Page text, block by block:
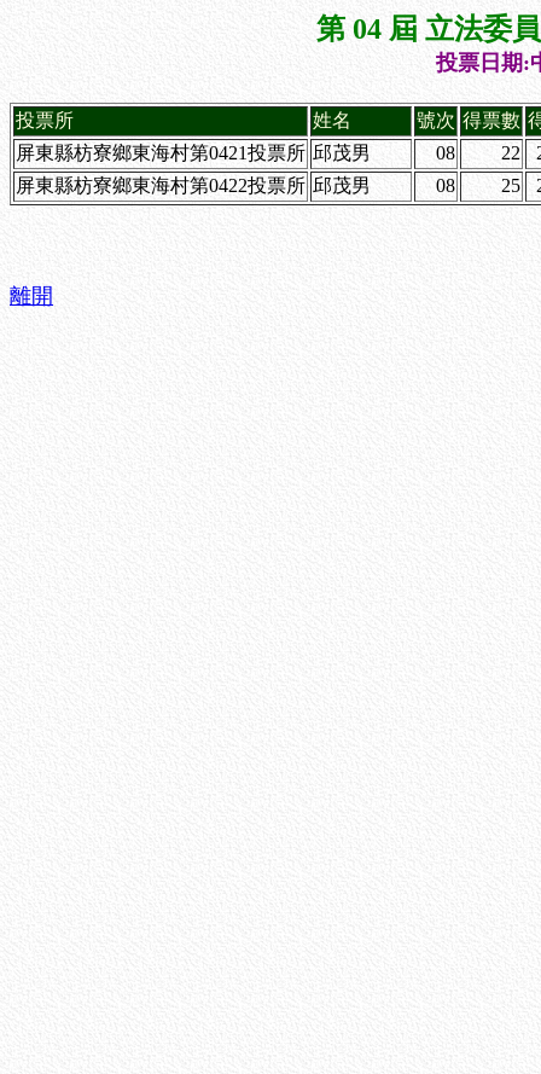
第 04 屆 立法委
投票日期:
投票所 姓名 號次 得票數
屏東縣枋寮鄉東海村第0421投票所 邱茂男 08 22
屏東縣枋寮鄉東海村第0422投票所 邱茂男 08 25
離開